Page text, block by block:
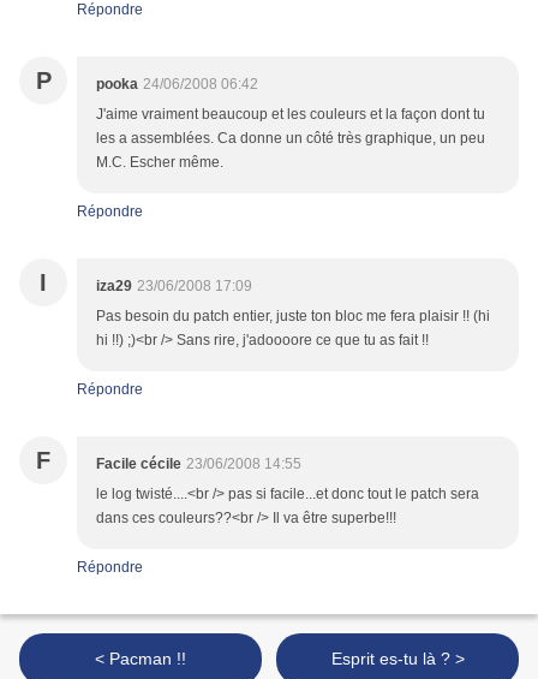
Répondre
P pooka 24/06/2008 06:42
J'aime vraiment beaucoup et les couleurs et la façon dont tu
les a assemblées. Ca donne un côté très graphique, un peu
M.C. Escher même.
Répondre
I iza29 23/06/2008 17:09
Pas besoin du patch entier, juste ton bloc me fera plaisir !! (hi
hi !!) ;)<br /> Sans rire, j'adoooore ce que tu as fait !!
Répondre
F Facile cécile 23/06/2008 14:55
le log twisté....<br /> pas si facile...et donc tout le patch sera
dans ces couleurs??<br /> Il va être superbe!!!
Répondre
< Pacman !! Esprit es-tu là ? >